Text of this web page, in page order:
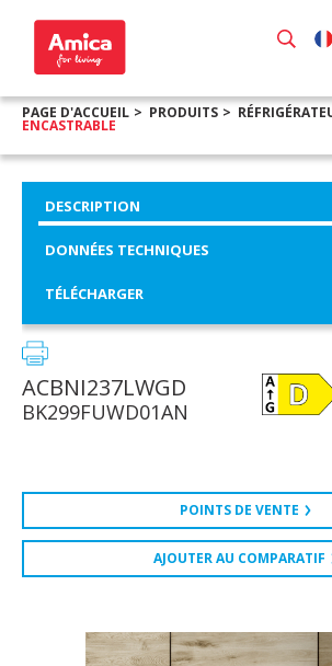
PAGE D'ACCUEIL PRODUITS
ENCASTRABLE
DESCRIPTION
DONNÉES TECHNIQUES
TÉLÉCHARGER
ACBNI237LWGD
BK299FUWD01AN
POINTS DE VENTE
AJOUTER AU COMPARATIF